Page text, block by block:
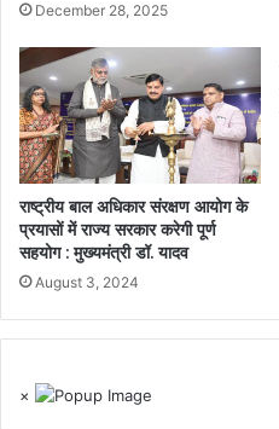
December 28, 2025
राष्ट्रीय बाल अधिकार संरक्षण आयोग के
प्रयासों में राज्य सरकार करेगी पूर्ण
सहयोग : मुख्यमंत्री डॉ. यादव
August 3, 2024
×